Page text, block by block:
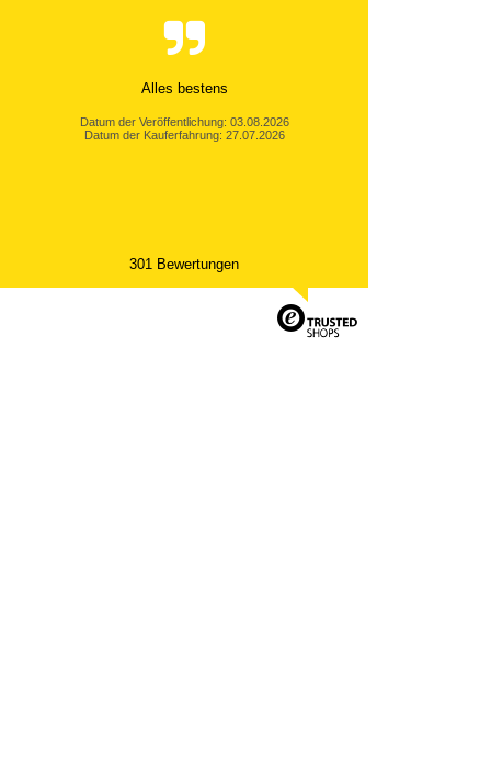
Alles bestens
Datum der Veröffentlichung: 03.08.2026
Datum der Kauferfahrung: 27.07.2026
301 Bewertungen